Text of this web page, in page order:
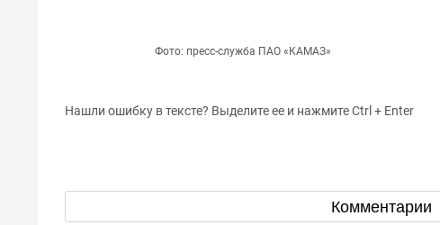
Фото: пресс-служба ПАО «КАМАЗ»
Нашли ошибку в тексте? Выделите ее и нажмите Ctrl + Enter
Комментарии